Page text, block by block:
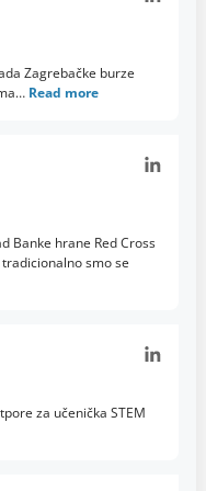
Zagrebačke burze
Read more
Banke hrane Red Cross
smo se
za učenička STEM